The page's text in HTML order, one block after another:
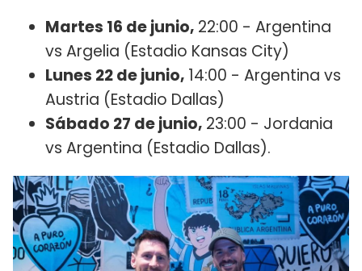
Martes 16 de junio, 22:00 - Argentina
vs Argelia (Estadio Kansas City)
Lunes 22 de junio, 14:00 - Argentina vs
Austria (Estadio Dallas)
Sábado 27 de junio, 23:00 - Jordania
vs Argentina (Estadio Dallas).